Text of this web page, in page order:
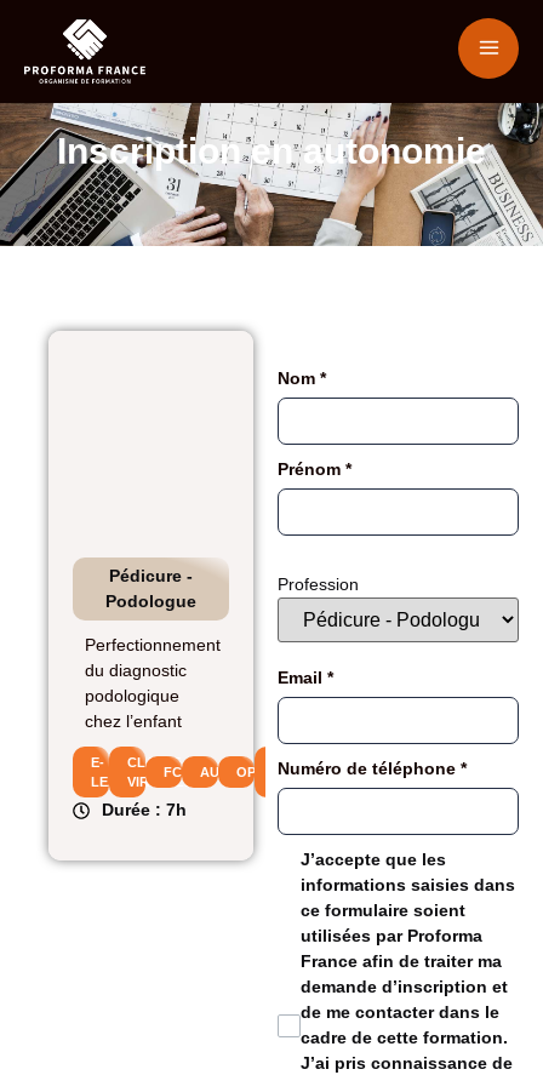
Inscription en autonomie
Pédicure -
Podologue
Perfectionnement
du diagnostic
podologique
chez l’enfant
E-
LEARNING
CLASSE
VIRTUELLE
FC AUTOFINANCEMENT
OPCO
FIF
Durée : 7h
Nom*
Prénom*
Profession
Email*
Numéro de téléphone*
J’accepte que les
informations saisies dans
ce formulaire soient
utilisées par Proforma
France afin de traiter ma
demande d’inscription et
de me contacter dans le
cadre de cette formation.
J’ai pris connaissance de